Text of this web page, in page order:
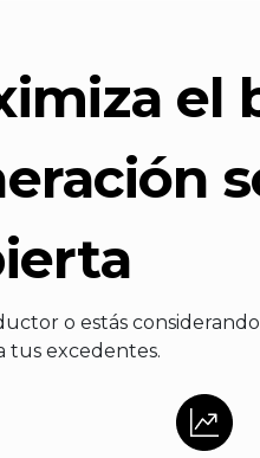
el
o estás
tus excedentes.